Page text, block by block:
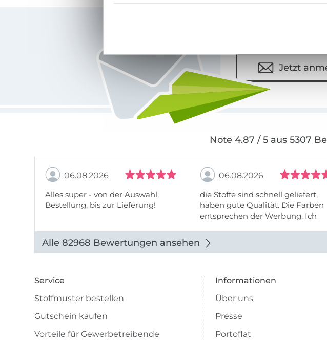
Jetzt
Note 4.87 / 5 aus 5307
06.08.2026
Alles super - von der Auswahl,
Bestellung, bis zur Lieferung!
06.08.2026
die Stoffe sind schnell geliefert,
haben gute Qualität. Die Farben
entsprechen der Werbung. Ich
auch die Firma empfehlen.
Alle 82968 Bewertungen ansehen
Service
Stoffmuster bestellen
Gutschein kaufen
Vorteile für Gewerbetreibende
Informationen
Über uns
Presse
Portoflat